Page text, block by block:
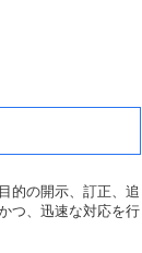
的の開示、訂正、追
つ、迅速な対応を行